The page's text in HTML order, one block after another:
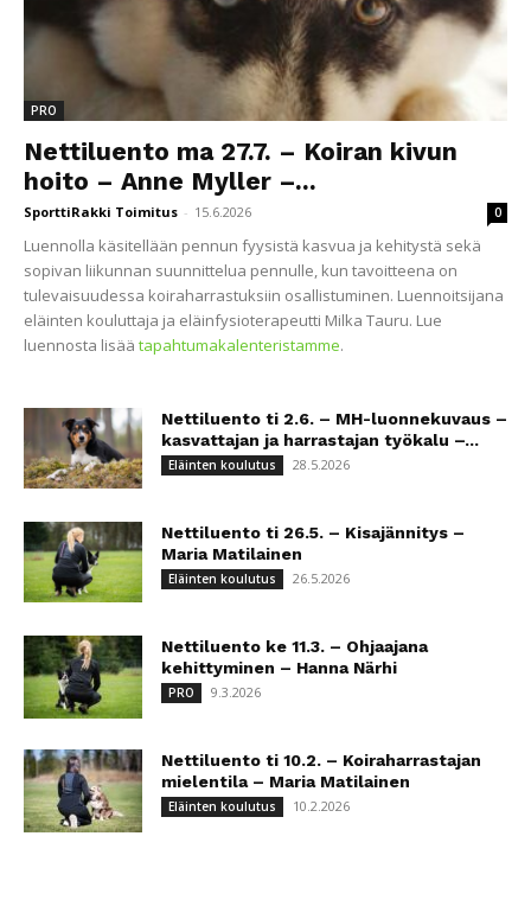
PRO
Nettiluento ma 27.7. – Koiran kivun
hoito – Anne Myller –...
SporttiRakki Toimitus - 15.6.2026 0
Luennolla käsitellään pennun fyysistä kasvua ja kehitystä sekä
sopivan liikunnan suunnittelua pennulle, kun tavoitteena on
tulevaisuudessa koiraharrastuksiin osallistuminen. Luennoitsijana
eläinten kouluttaja ja eläinfysioterapeutti Milka Tauru. Lue
luennosta lisää tapahtumakalenteristamme.
Nettiluento ti 2.6. – MH-luonnekuvaus –
kasvattajan ja harrastajan työkalu –...
Eläinten koulutus 28.5.2026
Nettiluento ti 26.5. – Kisajännitys –
Maria Matilainen
Eläinten koulutus 26.5.2026
Nettiluento ke 11.3. – Ohjaajana
kehittyminen – Hanna Närhi
PRO 9.3.2026
Nettiluento ti 10.2. – Koiraharrastajan
mielentila – Maria Matilainen
Eläinten koulutus 10.2.2026